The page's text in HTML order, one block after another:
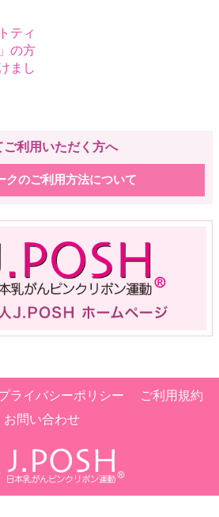
ティ
の方
まし
ご利用いただく方へ
クのご利用方法について
ライバシーポリシー
ご利用規約
お問い合わせ